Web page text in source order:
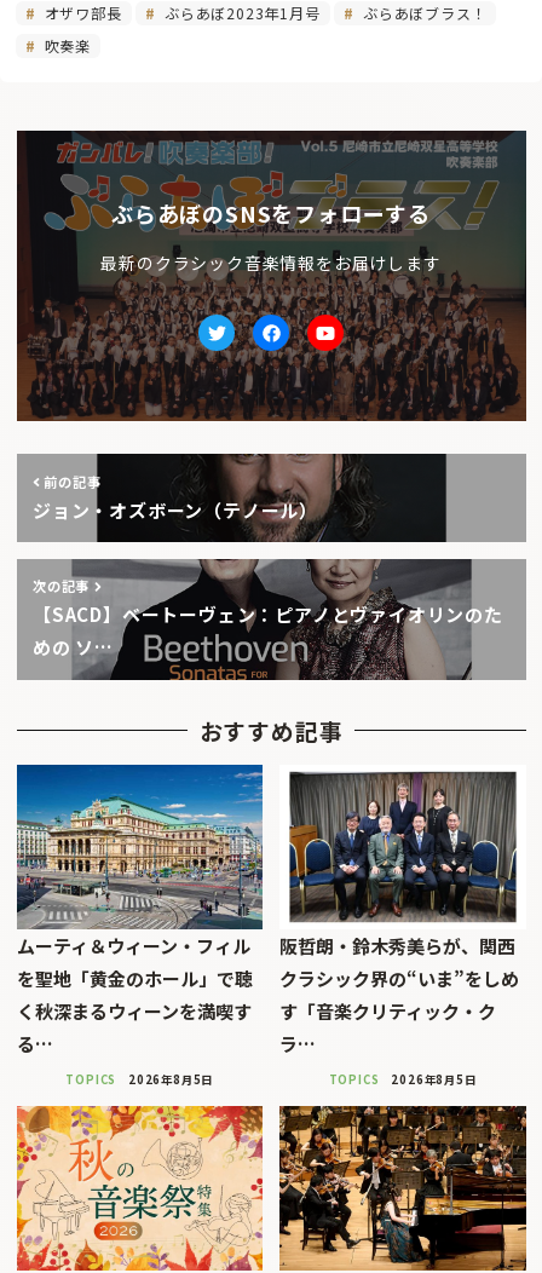
オザワ部長 ぶらあぼ2023年1月号
ぶらあぼブラス！
吹奏楽
ぶらあぼのSNSをフォローする
最新のクラシック音楽情報をお届けします
TwitterfacebookYoutube
前の記事
ジョン・オズボーン（テノール）
次の記事
【SACD】ベートーヴェン：ピアノとヴァイオリンのた
めの ソ…
おすすめ記事
ムーティ＆ウィーン・フィル
を聖地「黄金のホール」で聴
く秋深まるウィーンを満喫す
る…
TOPICS 2026年8月5日
阪哲朗・鈴木秀美らが、関西
クラシック界の“いま”をしめ
す「音楽クリティック・ク
ラ…
TOPICS 2026年8月5日